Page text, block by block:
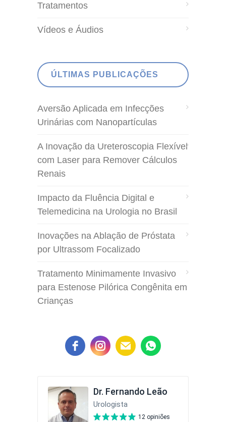
Tratamentos
Vídeos e Áudios
ÚLTIMAS PUBLICAÇÕES
Aversão Aplicada em Infecções
Urinárias com Nanopartículas
A Inovação da Ureteroscopia Flexível
com Laser para Remover Cálculos
Renais
Impacto da Fluência Digital e
Telemedicina na Urologia no Brasil
Inovações na Ablação de Próstata
por Ultrassom Focalizado
Tratamento Minimamente Invasivo
para Estenose Pilórica Congênita em
Crianças